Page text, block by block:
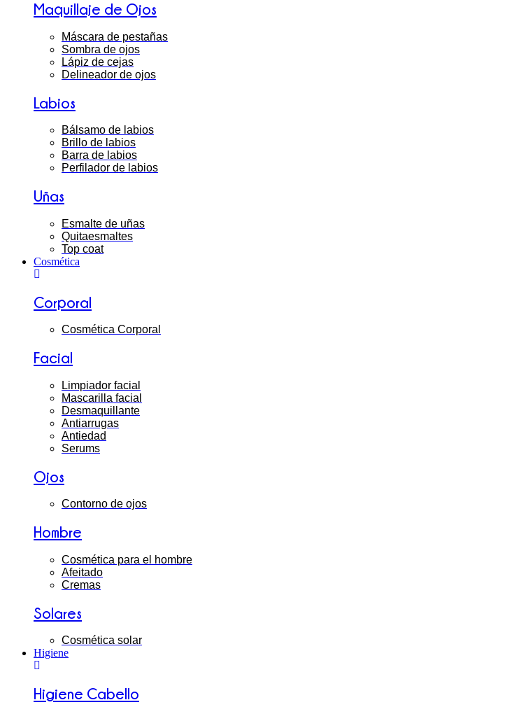
Maquillaje de Ojos
Máscara de pestañas
Sombra de ojos
Lápiz de cejas
Delineador de ojos
Labios
Bálsamo de labios
Brillo de labios
Barra de labios
Perfilador de labios
Uñas
Esmalte de uñas
Quitaesmaltes
Top coat
Cosmética
Corporal
Cosmética Corporal
Facial
Limpiador facial
Mascarilla facial
Desmaquillante
Antiarrugas
Antiedad
Serums
Ojos
Contorno de ojos
Hombre
Cosmética para el hombre
Afeitado
Cremas
Solares
Cosmética solar
Higiene
Higiene Cabello